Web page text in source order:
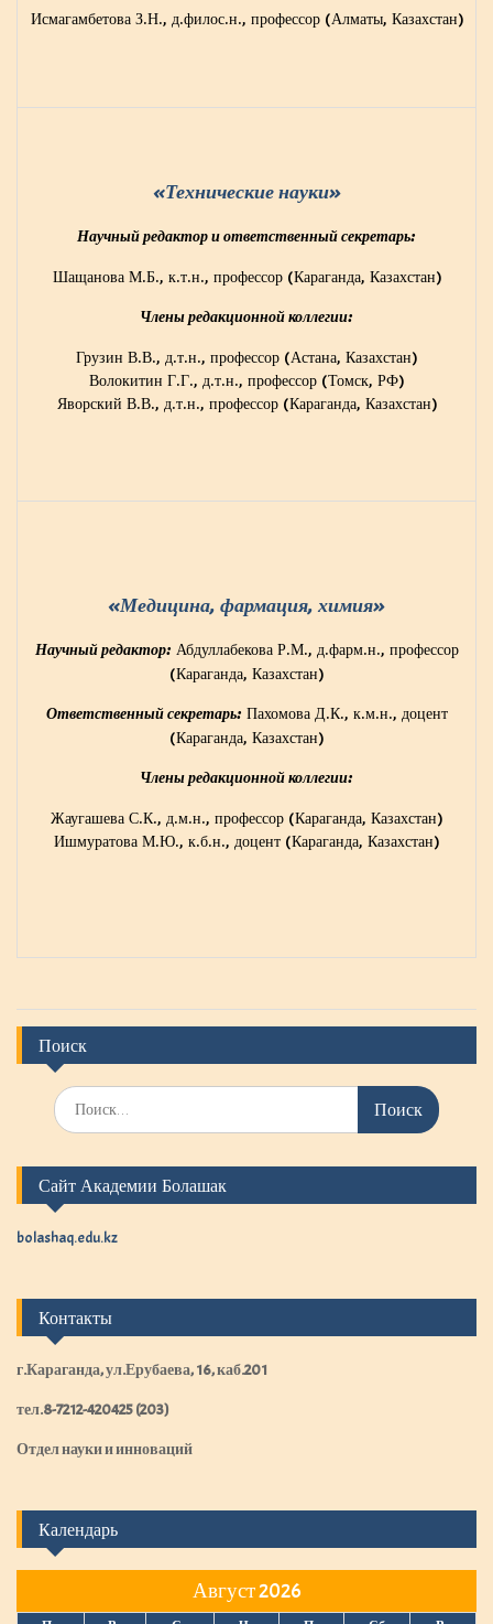
Исмагамбетова З.Н., д.филос.н., профессор (Алматы, Казахстан)
«Технические науки»
Научный редактор и ответственный секретарь:
Шащанова М.Б., к.т.н., профессор (Караганда, Казахстан)
Члены редакционной коллегии:
Грузин В.В., д.т.н., профессор (Астана, Казахстан)
Волокитин Г.Г., д.т.н., профессор (Томск, РФ)
Яворский В.В., д.т.н., профессор (Караганда, Казахстан)
«Медицина, фармация, химия»
Научный редактор: Абдуллабекова Р.М., д.фарм.н., профессор
(Караганда, Казахстан)
Ответственный секретарь: Пахомова Д.К., к.м.н., доцент
(Караганда, Казахстан)
Члены редакционной коллегии:
Жаугашева С.К., д.м.н., профессор (Караганда, Казахстан)
Ишмуратова М.Ю., к.б.н., доцент (Караганда, Казахстан)
Поиск
И
с
а
т
ь
:
Сайт Академии Болашак
bolashaq.edu.kz
Контакты
г.Караганда, ул.Ерубаева, 16, каб.201
тел.8-7212-420425 (203)
Отдел науки и инноваций
Календарь
Август 2026